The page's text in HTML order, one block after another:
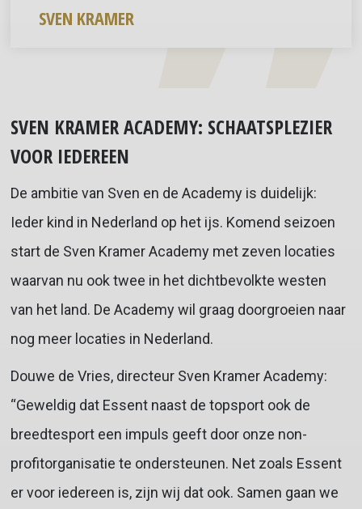
SVEN KRAMER
SVEN KRAMER ACADEMY: SCHAATSPLEZIER
VOOR IEDEREEN
De ambitie van Sven en de Academy is duidelijk:
Ieder kind in Nederland op het ijs. Komend seizoen
start de Sven Kramer Academy met zeven locaties
waarvan nu ook twee in het dichtbevolkte westen
van het land. De Academy wil graag doorgroeien naar
nog meer locaties in Nederland.
Douwe de Vries, directeur Sven Kramer Academy:
“Geweldig dat Essent naast de topsport ook de
breedtesport een impuls geeft door onze non-
profitorganisatie te ondersteunen. Net zoals Essent
er voor iedereen is, zijn wij dat ook. Samen gaan we